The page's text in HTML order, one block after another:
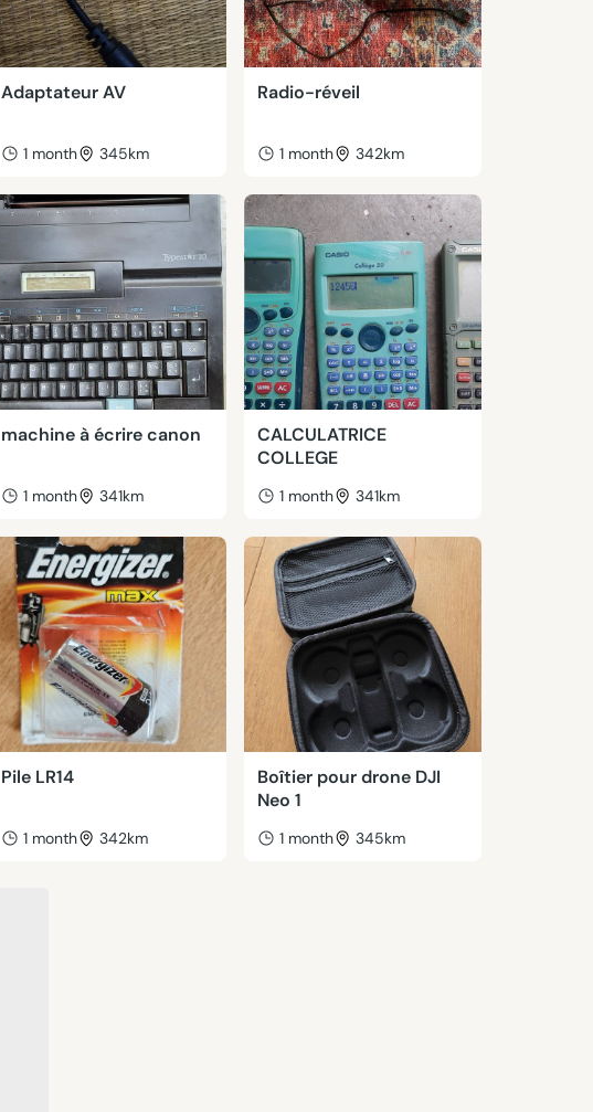
Adaptateur AV
1 month 345km
Radio-réveil
1 month 342km
machine à écrire canon
1 month 341km
CALCULATRICE
COLLEGE
1 month 341km
Pile LR14
1 month 342km
Boîtier pour drone DJI
Neo 1
1 month 345km